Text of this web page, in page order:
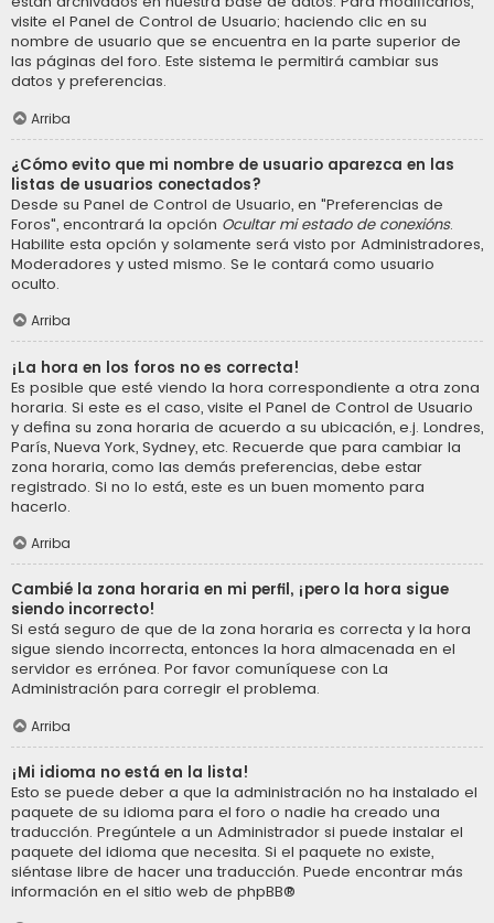
visite el Panel de Control de Usuario; haciendo clic en su
nombre de usuario que se encuentra en la parte superior de
las páginas del foro. Este sistema le permitirá cambiar sus
datos y preferencias.
Arriba
¿Cómo evito que mi nombre de usuario aparezca en las
listas de usuarios conectados?
Desde su Panel de Control de Usuario, en "Preferencias de
Foros", encontrará la opción Ocultar mi estado de conexións.
Habilite esta opción y solamente será visto por Administradores,
Moderadores y usted mismo. Se le contará como usuario
oculto.
Arriba
¡La hora en los foros no es correcta!
Es posible que esté viendo la hora correspondiente a otra zona
horaria. Si este es el caso, visite el Panel de Control de Usuario
y defina su zona horaria de acuerdo a su ubicación, e.j. Londres,
París, Nueva York, Sydney, etc. Recuerde que para cambiar la
zona horaria, como las demás preferencias, debe estar
registrado. Si no lo está, este es un buen momento para
hacerlo.
Arriba
Cambié la zona horaria en mi perfil, ¡pero la hora sigue
siendo incorrecto!
Si está seguro de que de la zona horaria es correcta y la hora
sigue siendo incorrecta, entonces la hora almacenada en el
servidor es errónea. Por favor comuníquese con La
Administración para corregir el problema.
Arriba
¡Mi idioma no está en la lista!
Esto se puede deber a que la administración no ha instalado el
paquete de su idioma para el foro o nadie ha creado una
traducción. Pregúntele a un Administrador si puede instalar el
paquete del idioma que necesita. Si el paquete no existe,
siéntase libre de hacer una traducción. Puede encontrar más
información en el sitio web de phpBB®